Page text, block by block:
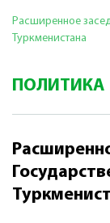
Расширенное
Туркменистана
ПОЛИТИКА